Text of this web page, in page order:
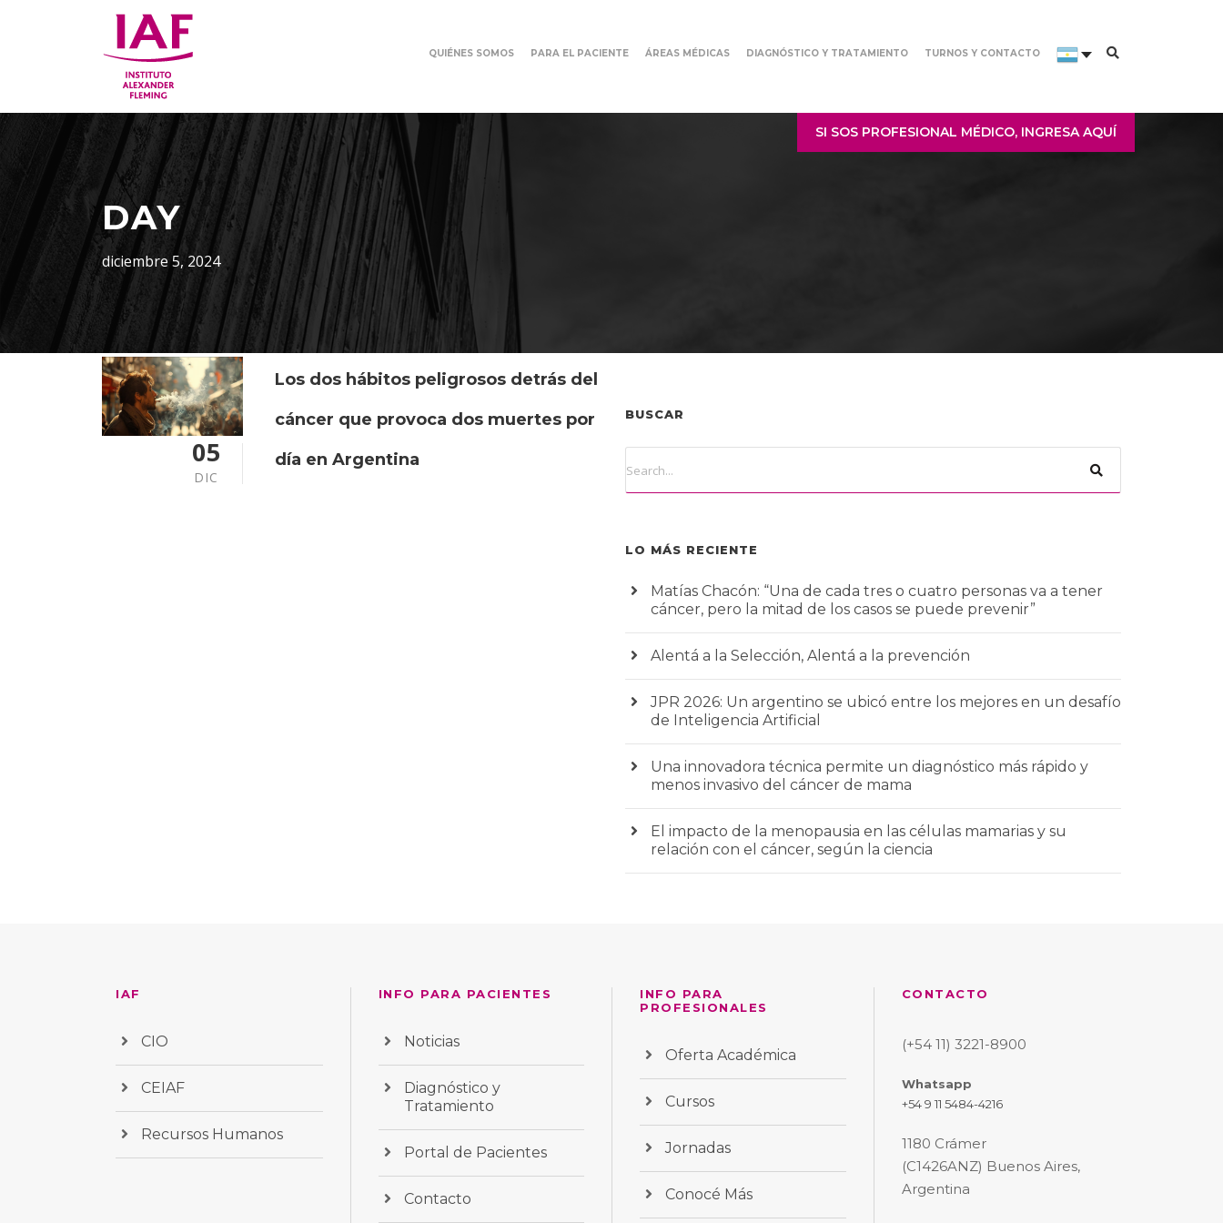
QUIÉNES SOMOS PARA EL PACIENTE ÁREAS MÉDICAS DIAGNÓSTICO Y TRATAMIENTO TURNOS Y CONTACTO
SI SOS PROFESIONAL MÉDICO, INGRESA AQUÍ
DAY
diciembre 5, 2024
05
DIC
Los dos hábitos peligrosos detrás del
cáncer que provoca dos muertes por
día en Argentina
BUSCAR
LO MÁS RECIENTE
Matías Chacón: “Una de cada tres o cuatro personas va a tener
cáncer, pero la mitad de los casos se puede prevenir”
Alentá a la Selección, Alentá a la prevención
JPR 2026: Un argentino se ubicó entre los mejores en un desafío
de Inteligencia Artificial
Una innovadora técnica permite un diagnóstico más rápido y
menos invasivo del cáncer de mama
El impacto de la menopausia en las células mamarias y su
relación con el cáncer, según la ciencia
IAF
CIO
CEIAF
Recursos Humanos
INFO PARA PACIENTES
Noticias
Diagnóstico y
Tratamiento
Portal de Pacientes
Contacto
INFO PARA
PROFESIONALES
Oferta Académica
Cursos
Jornadas
Conocé Más
CONTACTO
(+54 11) 3221-8900
Whatsapp
+54 9 11 5484-4216
1180 Crámer
(C1426ANZ) Buenos Aires,
Argentina